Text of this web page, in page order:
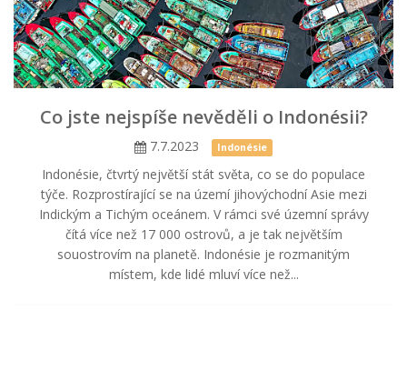
Co jste nejspíše nevěděli o Indonésii?
7.7.2023 Indonésie
Indonésie, čtvrtý největší stát světa, co se do populace
týče. Rozprostírající se na území jihovýchodní Asie mezi
Indickým a Tichým oceánem. V rámci své územní správy
čítá více než 17 000 ostrovů, a je tak největším
souostrovím na planetě. Indonésie je rozmanitým
místem, kde lidé mluví více než...